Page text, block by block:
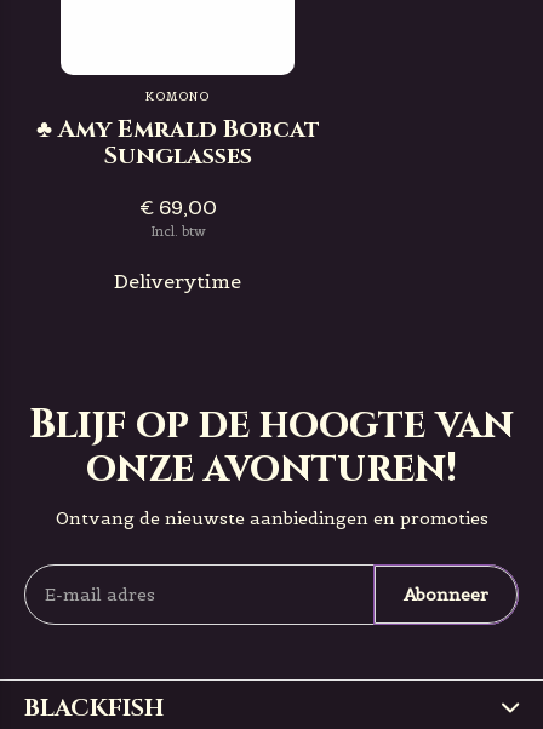
KOMONO
♣ Amy Emrald Bobcat
Sunglasses
€ 69,00
Incl. btw
Deliverytime
Blijf op de hoogte van
onze avonturen!
Ontvang de nieuwste aanbiedingen en promoties
Abonneer
BLACKFISH